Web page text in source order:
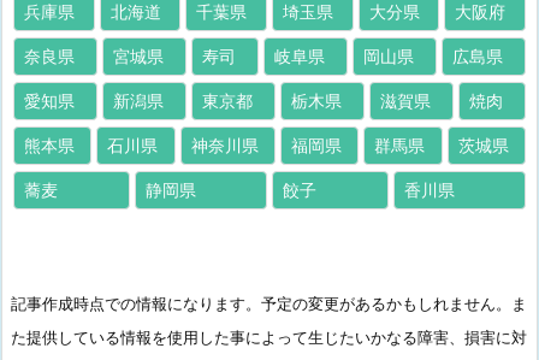
兵庫県 北海道 千葉県 埼玉県 大分県 大阪府
奈良県 宮城県 寿司 岐阜県 岡山県 広島県
愛知県 新潟県 東京都 栃木県 滋賀県 焼肉
熊本県 石川県 神奈川県 福岡県 群馬県 茨城県
蕎麦 静岡県 餃子 香川県
記事作成時点での情報になります。予定の変更があるかもしれません。ま
た提供している情報を使用した事によって生じたいかなる障害、損害に対